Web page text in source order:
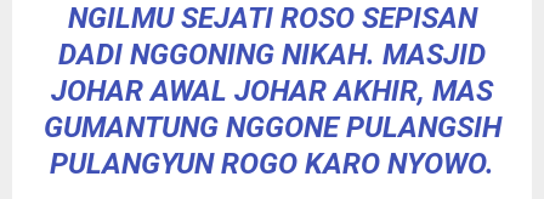
NGILMU SEJATI ROSO SEPISAN
DADI NGGONING NIKAH. MASJID
JOHAR AWAL JOHAR AKHIR, MAS
GUMANTUNG NGGONE PULANGSIH
PULANGYUN ROGO KARO NYOWO.